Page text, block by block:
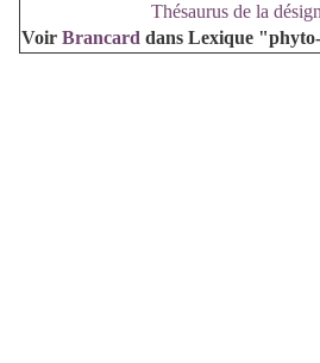
Thésaurus de la
Voir Brancard dans Lexique